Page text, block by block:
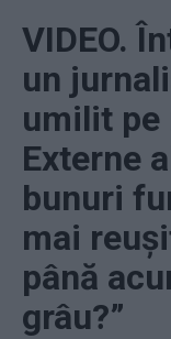
VIDEO.
un
umilit pe
Externe
bunuri
mai
până
grâu?”